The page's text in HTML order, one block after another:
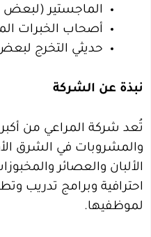
الماجستير
أصحاب الخبرات
حديثي التخرج
نبذة عن الشركة
تُعد شركة المراعي من
والمشروبات في الشرق
الألبان والعصائر
احترافية وبرامج تدريب
لموظفيها.